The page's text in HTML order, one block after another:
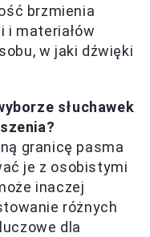
brzmienia
i materiałów
w jaki dźwięki
słuchawek
granicę pasma
je z osobistymi
inaczej
różnych
dla